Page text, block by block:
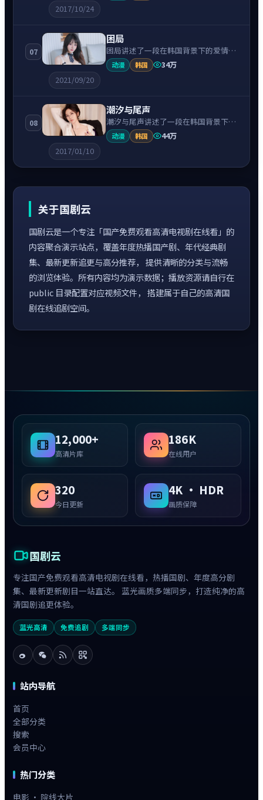
2017/10/24
07
困局
困局讲述了一段在韩国背景下的爱情故
事，围绕汤唯饰演的主角逐层展开，人
物动机与命运转折相互牵引，节奏紧
动漫 韩国
34万
2021/09/20
08
潮汐与尾声
潮汐与尾声讲述了一段在韩国背景下的
爱情故事，围绕李秉宪饰演的主角逐层
展开，人物动机与命运转折相互牵引，
动漫 韩国
44万
2017/01/10
关于国剧云
国剧云是一个专注「国产免费观看高清电视剧在线看」的
内容聚合演示站点，覆盖年度热播国产剧、年代经典剧
集、最新更新追更与高分推荐， 提供清晰的分类与流畅
的浏览体验。所有内容均为演示数据；播放资源请自行在
public 目录配置对应视频文件， 搭建属于自己的高清国
剧在线追剧空间。
12,000+
高清片库
186K
在线用户
320
今日更新
4K · HDR
画质保障
国剧云
专注国产免费观看高清电视剧在线看，热播国剧、年度高分剧
集、最新更新剧目一站直达。 蓝光画质多端同步，打造纯净的高
清国剧追更体验。
蓝光高清 免费追剧 多端同步
站内导航
首页
全部分类
搜索
会员中心
热门分类
电影 · 院线大片